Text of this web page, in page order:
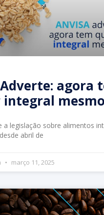
agora
integral
a legislação sobre alimentos
abril de
março 11, 2025